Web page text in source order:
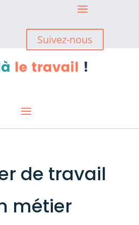
Suivez-nous
de travail
métier